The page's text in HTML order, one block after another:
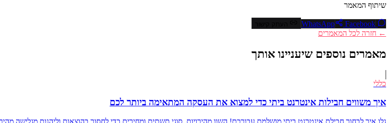
שיתוף המאמר
Facebook
← חזרה לכל המאמרים
מאמרים נוספים שיעניינו אותך
כללי
איך משווים חבילות אינטרנט ביתי כדי למצוא את העסקה המתאימה ביותר לכם
גלו איך לבחור חבילת אינטרנט ביתי מושלמת עבורכם! השוו מהירויות, סוגי תשתית ומחירים כדי לחסוך בהוצאות וליהנות מגלישה